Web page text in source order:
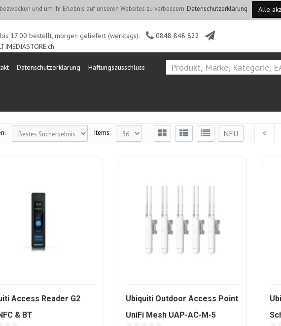
und um Ihr Erlebnis auf unseren Websites zu verbessern. Datenschutzerklärung Alle
17:00 bestellt, morgen geliefert (werktags).
0848 848 822
Datenschutzerklärung Haftungsausschluss
Items NEU
Access Reader G2
& BT
Ubiquiti Outdoor Access Point
UniFi Mesh UAP-AC-M-5499803-